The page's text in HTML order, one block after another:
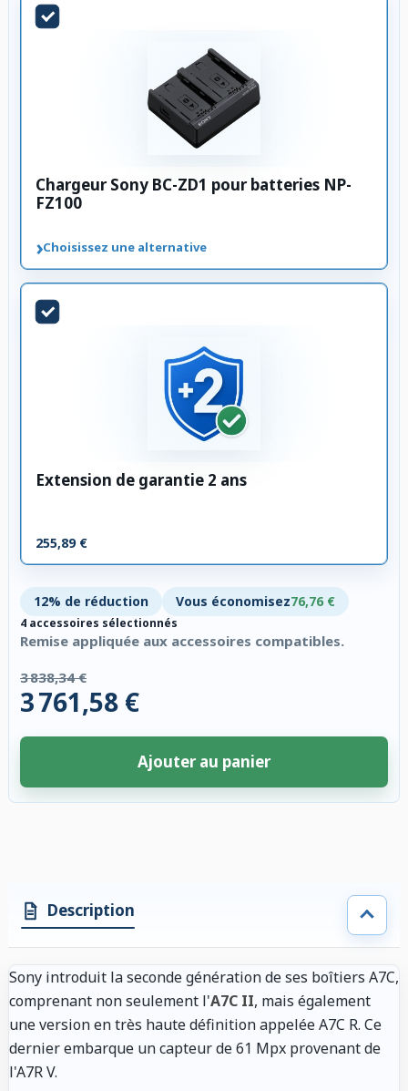
Chargeur Sony BC-ZD1 pour batteries NP-
FZ100
›Choisissez une alternative
Extension de garantie 2 ans
255,89 €
12% de réduction Vous économisez76,76 €
4 accessoires sélectionnés
Remise appliquée aux accessoires compatibles.
3 838,34 €
3 761,58 €
Ajouter au panier
Description
Sony introduit la seconde génération de ses boîtiers A7C,
comprenant non seulement l'A7C II, mais également
une version en très haute définition appelée A7C R. Ce
dernier embarque un capteur de 61 Mpx provenant de
l'A7R V.